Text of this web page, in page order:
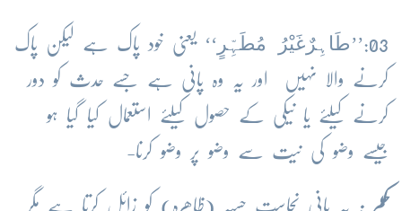
03:’’ طَاہِرٌغَیْرُ مُطَہِّرٍ ‘‘ یعنی خود پاک ہے لیکن پاک
کرنے والا نہیں اور یہ وہ پانی ہے جسے حدث کو دور
کرنے کیلئے یا نیکی کے حصول کیلئے استعمال کیا گیا ہو
جیسے وضو کی نیت سے وضو پر وضو کرنا-
حکم : یہ پانی نجاستِ حسیہ (ظاھرہ) کو زائل کرتا ہے مگر